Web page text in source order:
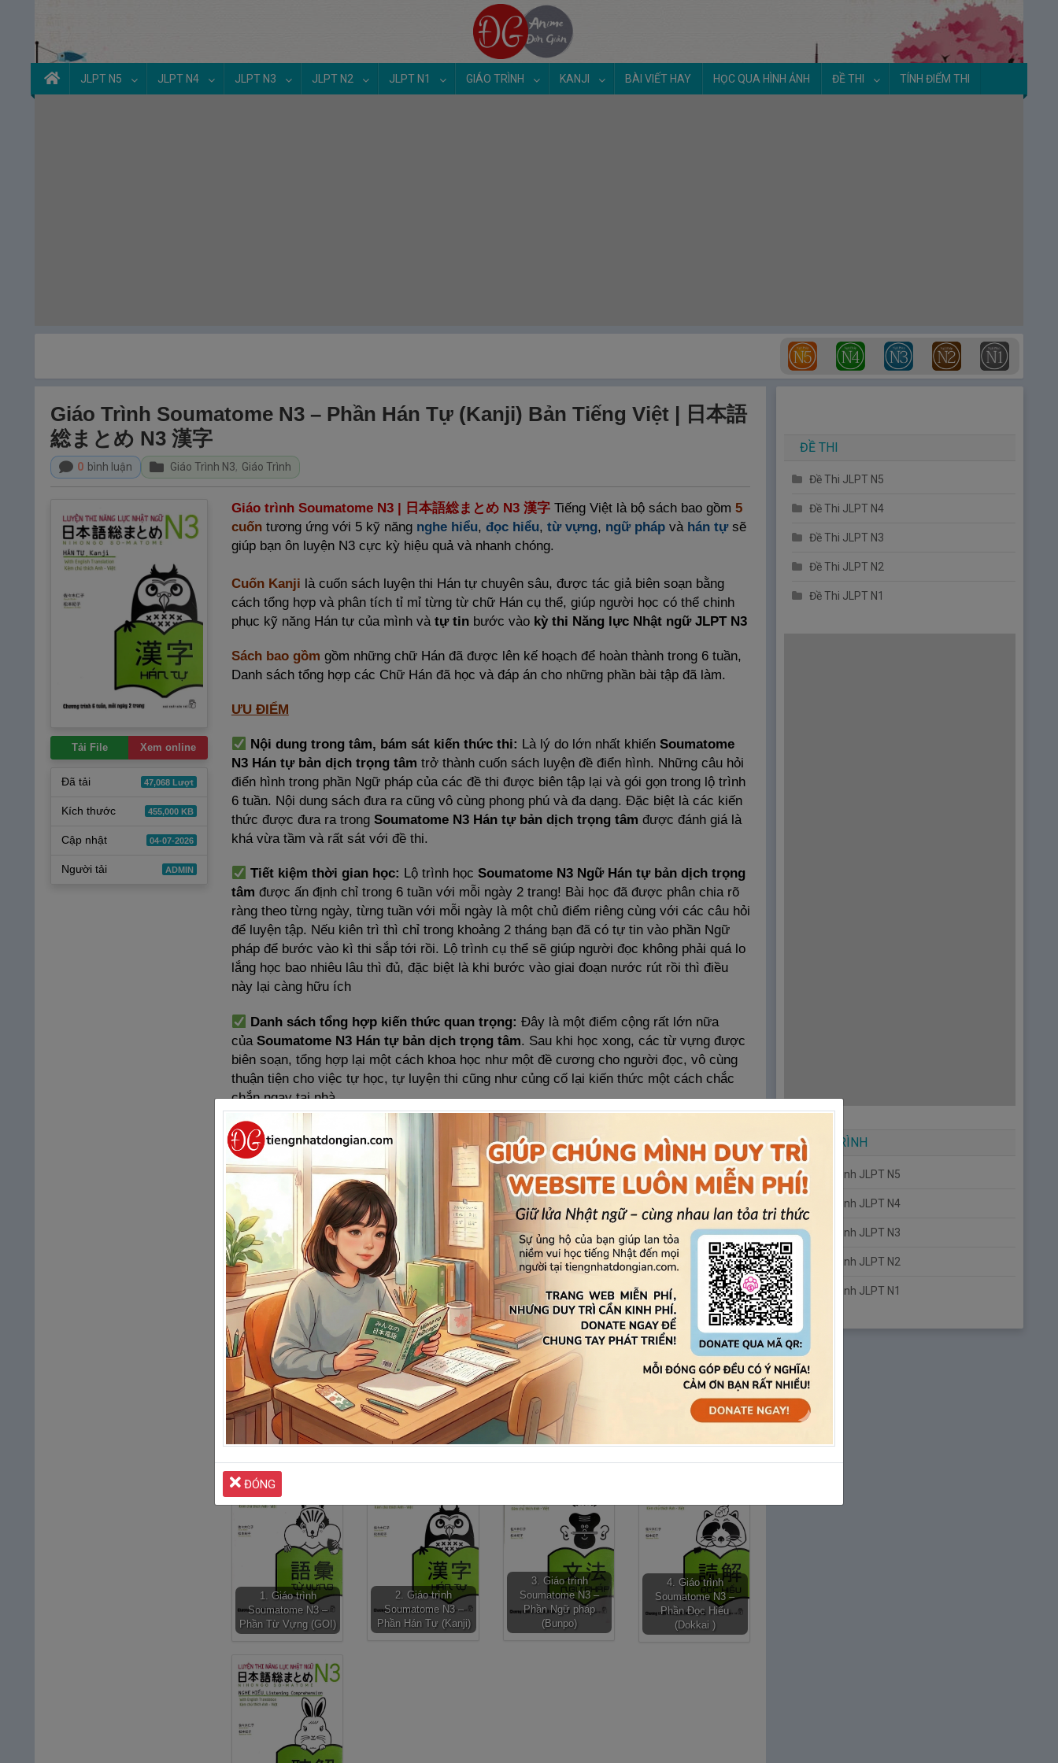
JLPT N5 JLPT N4 JLPT N3 JLPT N2 JLPT N1 GIÁO TRÌNH KANJI BÀI VIẾT HAY HỌC QUA HÌNH ẢNH ĐỀ THI TÍNH ĐIỂM THI
Giáo Trình Soumatome N3 – Phần Hán Tự (Kanji) Bản Tiếng Việt | 日本語
総まとめ N3 漢字
0 bình luận Giáo Trình N3, Giáo Trình
Tải File Xem online
Đã tải 47,068 Lượt
Kích thước 455,000 KB
Cập nhật 04-07-2026
Người tải ADMIN
Giáo trình Soumatome N3 | 日 本語総
Nghĩa: Cái chung, cái đại thể,
まとめ N3 漢字 Tiếng Việt là bộ sách bao gồm 5
cuốntương ứng với 5 kỹ năng nghe hiểu, đọc hiểu, từ vựng, ngữ phápvà hán tự sẽ
giúp bạn ôn luyện N3 cực kỳ hiệu quả và nhanh chóng.
Cuốn Kanji là cuốn sách luyện thi Hán tự chuyên sâu, được tác giả biên soạn bằng
cách tổng hợp và phân tích tỉ mỉ từng từ chữ Hán cụ thể, giúp người học có thể chinh
phục kỹ năng Hán tự của mình và tự tinbước vào kỳ thi Năng lực Nhật ngữ JLPT N3
Sách bao gồm gồm những chữ Hán đã được lên kế hoạch để hoàn thành trong 6 tuần,
Danh sách tổng hợp các Chữ Hán đã học và đáp án cho những phần bài tập đã làm.
ƯU ĐIỂM
Nội dung trong tâm, bám sát kiến thức thi: Là lý do lớn nhất khiến Soumatome
N3 Hán tự bản dịch trọng tâm trở thành cuốn sách luyện đề điển hình. Những câu hỏi
điển hình trong phần Ngữ pháp của các đề thi được biên tập lại và gói gọn trong lộ trình
6 tuần. Nội dung sách đưa ra cũng vô cùng phong phú và đa dạng. Đặc biệt là các kiến
thức được đưa ra trong Soumatome N3 Hán tự bản dịch trọng tâm được đánh giá là
khá vừa tầm và rất sát với đề thi.
Tiết kiệm thời gian học: Lộ trình học Soumatome N3 Ngữ Hán tự bản dịch trọng
tâm được ấn định chỉ trong 6 tuần với mỗi ngày 2 trang! Bài học đã được phân chia rõ
ràng theo từng ngày, từng tuần với mỗi ngày là một chủ điểm riêng cùng với các câu hỏi
để luyện tập. Nếu kiên trì thì chỉ trong khoảng 2 tháng bạn đã có tự tin vào phần Ngữ
pháp để bước vào kì thi sắp tới rồi. Lộ trình cụ thể sẽ giúp người đọc không phải quá lo
lắng học bao nhiêu lâu thì đủ, đặc biệt là khi bước vào giai đoạn nước rút rồi thì điều
này lại càng hữu ích
Danh sách tổng hợp kiến thức quan trọng: Đây là một điểm cộng rất lớn nữa
của Soumatome N3 Hán tự bản dịch trọng tâm. Sau khi học xong, các từ vựng được
biên soạn, tổng hợp lại một cách khoa học như một đề cương cho người đọc, vô cùng
thuận tiện cho việc tự học, tự luyện thi cũng như củng cố lại kiến thức một cách chắc
chắn ngay tại nhà.
Lời dịch tiếng Việt đi kèm: Lại một điểm cộng to bự nữa của
Soumatome N3 Hán
tự bản dịch trọng tâm
. Vì sách đã được dịch trọng tâm sang tiếng Việt nên việc tự học
ở nhà không còn trở ngại với bạn đọc nữa rồi.
CÁCH HỌC
Học hết các chữ Hán từng bài cùng với các từ vựng đi kèm để tăng thêm vốn từ
vựng nữa và nhớ phải làm bài tập ôn luyện nữa.
Ngoài ra mặc dù trong đề thi JLPT không yêu cầu nhớ cách viết Kanji nhưng nếu biết
cách viết thì càng tốt đúng không nào, nên nếu có thời gian bạn hãy học cả cách viết
cẩn thận chứ đừng “nhớ mang máng” mặt chữ nhé.
Sau khi học xong hãy nhớ phải ôn tập lại bằng danh sách chữ Hán ở cuối sách nữa
nhé.
Trọn bộ giáo trình Soumatome, Trình độ N3 bao gồm 5 quyển.
1. Giáo trình
Soumatome N3 –
Phần Từ Vựng (GOI)
2. Giáo trình
Soumatome N3 –
Phần Hán Tự (Kanji)
3. Giáo trình
Soumatome N3 –
Phần Ngữ pháp
(Bunpo)
4. Giáo trình
Soumatome N3 –
Phần Đọc Hiểu
(Dokkai )
ĐỀ THI
Đề Thi JLPT N5
Đề Thi JLPT N4
Đề Thi JLPT N3
Đề Thi JLPT N2
Đề Thi JLPT N1
GIÁO TRÌNH
Giáo trình JLPT N5
Giáo trình JLPT N4
Giáo trình JLPT N3
Giáo trình JLPT N2
Giáo trình JLPT N1
ĐÓNG